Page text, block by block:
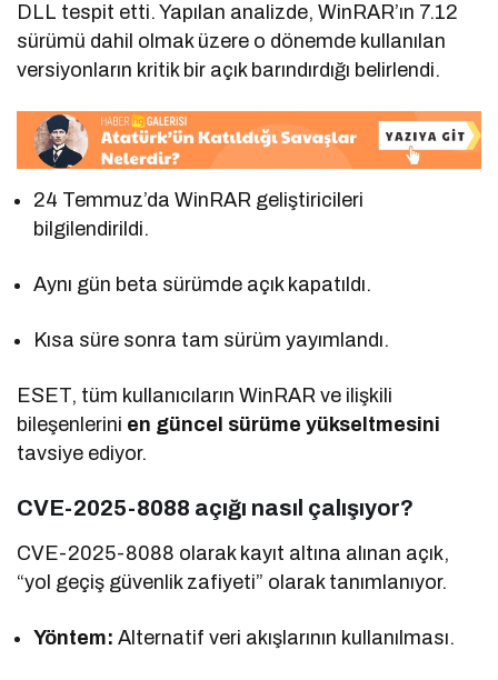
DLL tespit etti. Yapılan analizde, WinRAR’ın 7.12
sürümü dahil olmak üzere o dönemde kullanılan
versiyonların kritik bir açık barındırdığı belirlendi.
24 Temmuz’da WinRAR geliştiricileri
bilgilendirildi.
Aynı gün beta sürümde açık kapatıldı.
Kısa süre sonra tam sürüm yayımlandı.
ESET, tüm kullanıcıların WinRAR ve ilişkili
bileşenlerini en güncel sürüme yükseltmesini
tavsiye ediyor.
CVE-2025-8088 açığı nasıl çalışıyor?
CVE-2025-8088 olarak kayıt altına alınan açık,
“yol geçiş güvenlik zafiyeti” olarak tanımlanıyor.
Yöntem: Alternatif veri akışlarının kullanılması.